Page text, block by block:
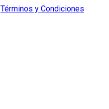
Términos y Condiciones